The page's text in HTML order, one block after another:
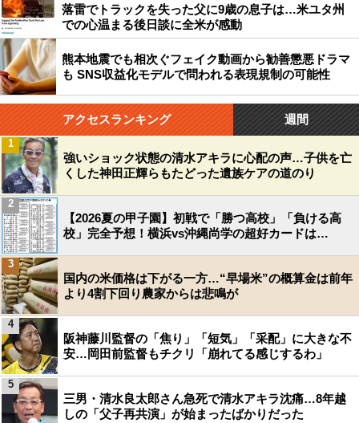
落雷でトラックを失った父に9歳の息子は…米ユタ州
での心温まる後日談に全米が感動
熊本地震でも相次ぐフェイク動画から勧善懲悪ドラマ
も SNS収益化モデルで問われる表現規制の可能性
アクセスランキング 週間
強いショック状態の清水アキラに心配の声…子供を亡
くした神田正輝らもたどった遺族ケアの道のり
1
【2026夏の甲子園】初戦で「勝つ高校」「負ける高
校」完全予想！横浜vs沖縄尚学の超好カードは…
2
国内の米価格は下がる一方…“早場米”の概算金は前年
より4割下回り農家からは悲鳴が
3
阪神藤川監督の「焦り」「短気」「采配」に大きな不
安…岡田前監督もチクリ「崩れてる感じするわ」
4
三男・清水良太郎さん急死で清水アキラ沈痛…8年越
しの「父子再共演」が始まったばかりだった
5